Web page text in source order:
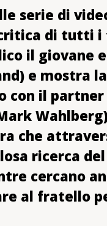
serie di
di tutti i
il giovane
e mostra
con il
che
ricerca
cercano
al fratello